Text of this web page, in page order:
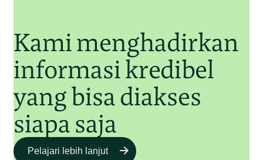
Kami menghadirkan
informasi kredibel
yang bisa diakses
siapa saja
Pelajari lebih lanjut